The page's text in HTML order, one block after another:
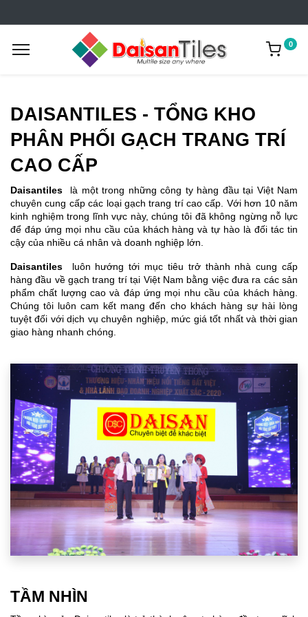
0
DAISANTILES - TỔNG KHO
PHÂN PHỐI GẠCH TRANG TRÍ
CAO CẤP
Daisantiles
là một trong những công ty hàng đầu tại Việt Nam
chuyên cung cấp các loại gạch trang trí cao cấp. Với hơn 10 năm
kinh nghiệm trong lĩnh vực này, chúng tôi đã không ngừng nỗ lực
để đáp ứng mọi nhu cầu của khách hàng và tự hào là đối tác tin
cậy của nhiều cá nhân và doanh nghiệp lớn.
Daisantiles
luôn hướng tới mục tiêu trở thành nhà cung cấp
hàng đầu về gạch trang trí tại Việt Nam bằng việc đưa ra các sản
phẩm chất lượng cao và đáp ứng mọi nhu cầu của khách hàng.
Chúng tôi luôn cam kết mang đến cho khách hàng sự hài lòng
tuyệt đối với dịch vụ chuyên nghiệp, mức giá tốt nhất và thời gian
giao hàng nhanh chóng.
TẦM NHÌN